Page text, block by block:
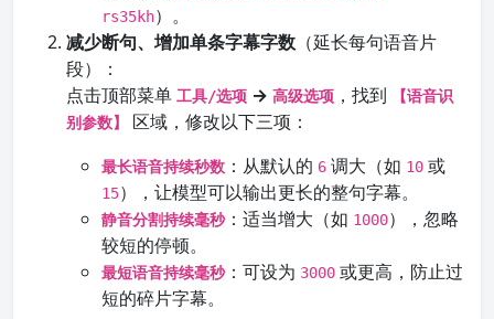
rs35kh）。
减少断句、增加单条字幕字数 （延长每句语音片
段）：
点击顶部菜单 工具/选项 → 高级选项 ，找到
【语音识
别参数】
区域，修改以下三项：
最长语音持续秒数 ：从默认的 6 调大（如 10 或
15），让模型可以输出更长的整句字幕。
静音分割持续毫秒：适当增大（如 1000），忽略
较短的停顿。
最短语音持续毫秒：可设为 3000 或更高，防止过
短的碎片字幕。